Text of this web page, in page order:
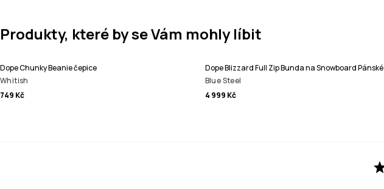
Produkty, které by se Vám mohly líbit
Dope Chunky Beanie čepice
Whitish
749 Kč
Dope Blizzard Full Zip Bunda na Snowboard Pánské
Blue Steel
4 999 Kč